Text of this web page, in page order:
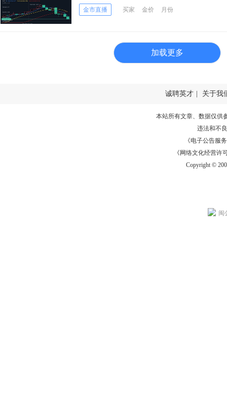
得“恐怖”跌幅
金市直播 买家 金价 月份
加载更多
诚聘英才 关于我
本站所有文章、数据仅供
违法和不
《电子公告服务
《网络文化经营许
Copyright ©
闽